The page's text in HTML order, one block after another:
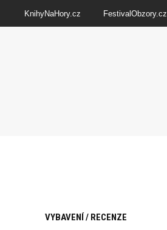
KnihyNaHory.cz FestivalObzory.cz
VYBAVENÍ / RECENZE